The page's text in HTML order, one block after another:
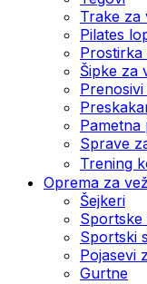
Trake za
Pilates
Prostirka
Šipke za
Pametna
Sprave
Trening
Oprema za
Šejkeri
Sportske
Sportski
Pojasevi
Gurtne